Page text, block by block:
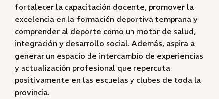
fortalecer la capacitación docente, promover la
excelencia en la formación deportiva temprana y
comprender al deporte como un motor de salud,
integración y desarrollo social. Además, aspira a
generar un espacio de intercambio de experiencias
y actualización profesional que repercuta
positivamente en las escuelas y clubes de toda la
provincia.